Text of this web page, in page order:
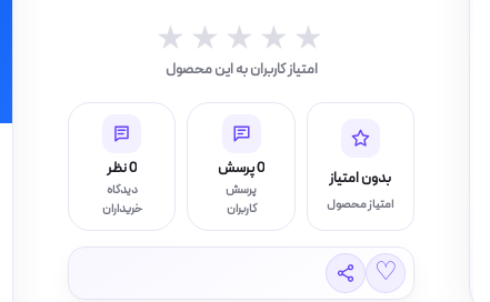
★★★★★
امتیاز کاربران به این محصول
بدون امتیاز
امتیاز محصول
0 پرسش
پرسش
کاربران
0 نظر
دیدگاه
خریداران
♡